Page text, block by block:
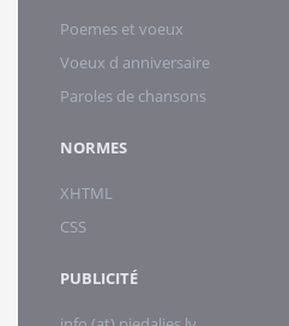
Poemes et voeux
Voeux d anniversaire
Paroles de chansons
NORMES
XHTML
CSS
PUBLICITÉ